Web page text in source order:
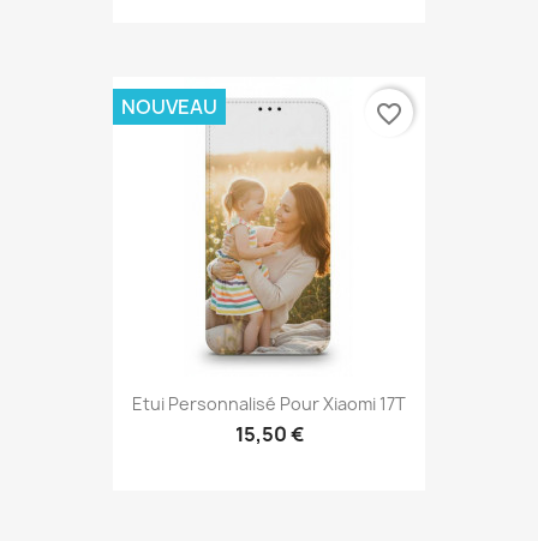
Etui Personnalisé Pour Xiaomi 17T
15,50 €
NOUVEAU favorite_border